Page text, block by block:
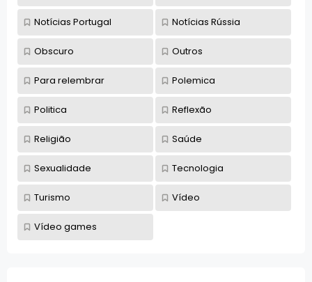
Notícias Portugal Notícias Rússia
Obscuro Outros
Para relembrar Polemica
Politica Reflexão
Religião Saúde
Sexualidade Tecnologia
Turismo Vídeo
Vídeo games